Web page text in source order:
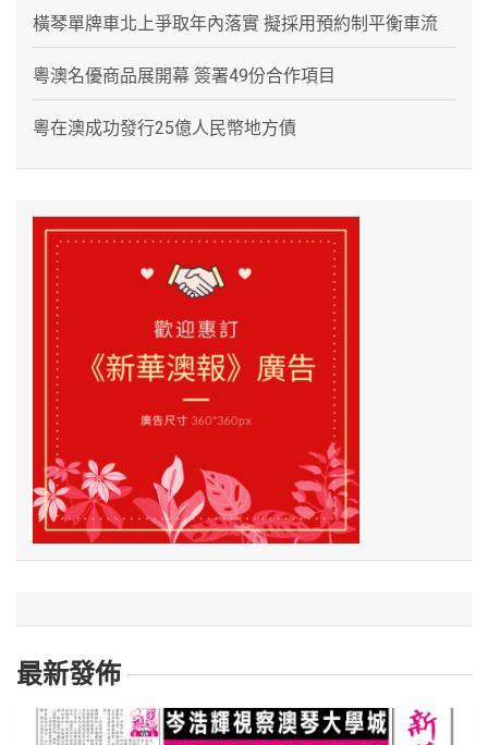
橫琴單牌車北上爭取年內落實 擬採用預約制平衡車流
粵澳名優商品展開幕 簽署49份合作項目
粵在澳成功發行25億人民幣地方債
最新發佈